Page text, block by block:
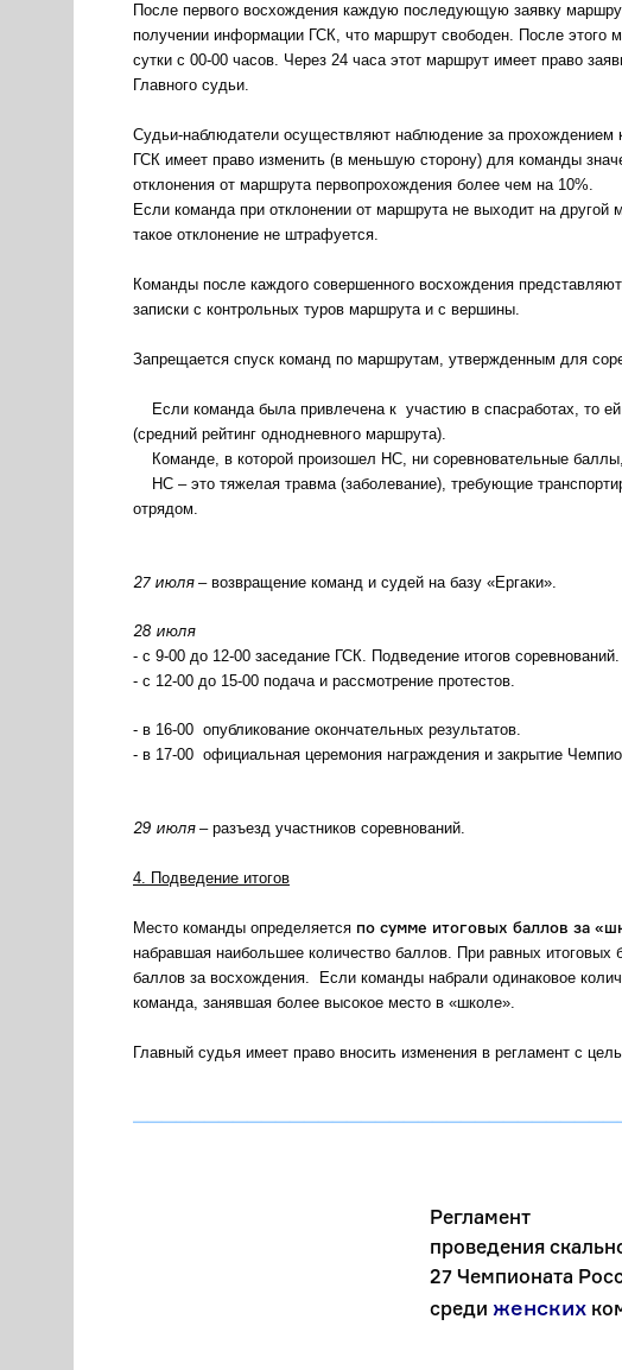
После первого восхождения каждую последующую заявку
получении информации ГСК, что маршрут свободен. После этого
сутки с 00-00 часов. Через 24 часа этот маршрут имеет право
Главного судьи.
Судьи-наблюдатели осуществляют наблюдение за прохождением
ГСК имеет право изменить (в меньшую сторону) для команды
отклонения от маршрута первопрохождения более чем на 10%.
Если команда при отклонении от маршрута не выходит на
такое отклонение не штрафуется.
Команды после каждого совершенного восхождения
записки с контрольных туров маршрута и с вершины.
Запрещается спуск команд по маршрутам, утвержденным для
Если команда была привлечена к участию в спасработах, то
(средний рейтинг однодневного маршрута).
Команде, в которой произошел НС, ни соревновательные
НС – это тяжелая травма (заболевание), требующие
отрядом.
27 июля– возвращение команд и судей на базу «Ергаки».
28 июля
- с 9-00 до 12-00 заседание ГСК. Подведение итогов
- с 12-00 до 15-00 подача и рассмотрение протестов.
- в 16-00 опубликование окончательных результатов.
- в 17-00 официальная церемония награждения и закрытие
29 июля– разъезд участников соревнований.
4. Подведение итогов
Место команды определяется по сумме итоговых баллов за
набравшая наибольшее количество баллов. При равных
баллов за восхождения. Если команды набрали одинаковое
команда, занявшая более высокое место в «школе».
Главный судья имеет право вносить изменения в регламент с
Регламент
проведения
27 Чемпионата
среди женских